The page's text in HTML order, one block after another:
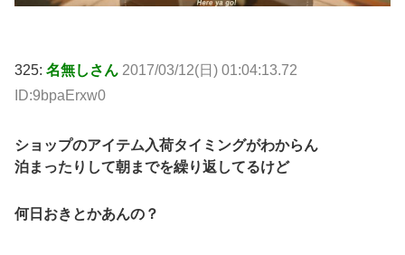
325: 名無しさん 2017/03/12(日) 01:04:13.72
ID:9bpaErxw0
ショップのアイテム入荷タイミングがわからん
泊まったりして朝までを繰り返してるけど
何日おきとかあんの？